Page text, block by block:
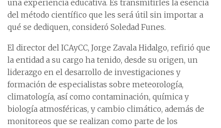
una experiencia educativa. Es transmitirles la esencia
del método científico que les será útil sin importar a
qué se dediquen, consideró Soledad Funes.
El director del ICAyCC, Jorge Zavala Hidalgo, refirió que
la entidad a su cargo ha tenido, desde su origen, un
liderazgo en el desarrollo de investigaciones y
formación de especialistas sobre meteorología,
climatología, así como contaminación, química y
biología atmosféricas, y cambio climático, además de
monitoreos que se realizan como parte de los